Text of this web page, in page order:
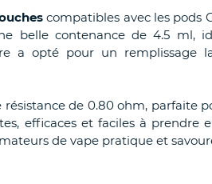
compatibles avec les pods
belle contenance de 4.5 ml,
a opté pour un remplissage
de 0.80 ohm, parfaite
efficaces et faciles à prendre
de vape pratique et